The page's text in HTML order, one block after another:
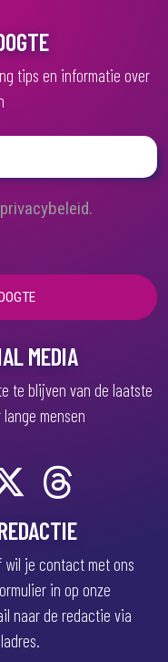
tips en informatie over
MEDIA
te blijven van de laatste
mensen
wil je contact met ons
in op onze
naar de redactie via